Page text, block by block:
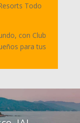
Todo
con Club
para tus